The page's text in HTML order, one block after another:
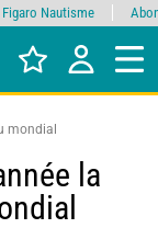
mondial
la
Figaro Nautisme